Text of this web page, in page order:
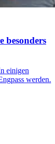
besonders
einigen
werden.